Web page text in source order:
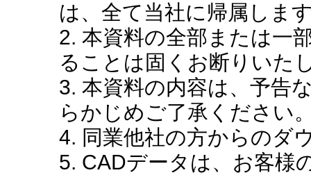
は、全て当社に帰属しま
2. 本資料の全部または一
ることは固くお断りいた
3. 本資料の内容は、予告
らかじめご了承ください
4. 同業他社の方からのダ
5. CADデータは、お客様